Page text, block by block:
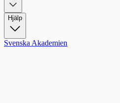
Hjälp
Svenska Akademien